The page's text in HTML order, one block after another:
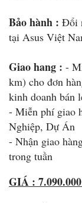
Bảo hành : Đổi
tại Asus Việt
Giao hang : -
km) cho đơn
kinh doanh bán
- Miễn phí giao
Nghiệp, Dự Án
- Nhận giao
trong tuần
GIÁ :